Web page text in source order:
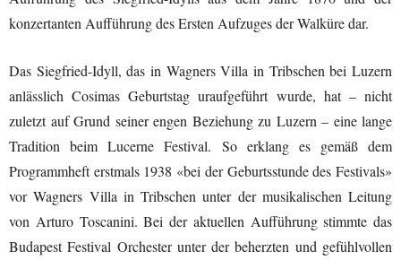
konzertanten Aufführung des Ersten Aufzuges der Walküre dar.
Das Siegfried-Idyll, das in Wagners Villa in Tribschen bei Luzern
anlässlich Cosimas Geburtstag uraufgeführt wurde, hat – nicht
zuletzt auf Grund seiner engen Beziehung zu Luzern – eine lange
Tradition beim Lucerne Festival. So erklang es gemäß dem
Programmheft erstmals 1938 «bei der Geburtsstunde des Festivals»
vor Wagners Villa in Tribschen unter der musikalischen Leitung
von Arturo Toscanini. Bei der aktuellen Aufführung stimmte das
Budapest Festival Orchester unter der beherzten und gefühlvollen